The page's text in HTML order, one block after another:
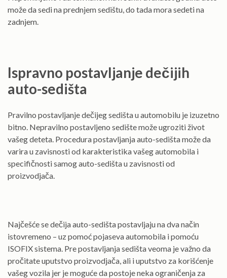
može da sedi na prednjem sedištu, do tada mora sedeti na
zadnjem.
Ispravno postavljanje dečijih
auto-sedišta
Pravilno postavljanje dečijeg sedišta u automobilu je izuzetno
bitno. Nepravilno postavljeno sedište može ugroziti život
vašeg deteta. Procedura postavljanja auto-sedišta može da
varira u zavisnosti od karakteristika vašeg automobila i
specifičnosti samog auto-sedišta u zavisnosti od
proizvodjača.
Najčešće se dečija auto-sedišta postavljaju na dva način
istovremeno – uz pomoć pojaseva automobila i pomoću
ISOFIX sistema. Pre postavljanja sedišta veoma je važno da
pročitate uputstvo proizvodjača, ali i uputstvo za korišćenje
vašeg vozila jer je moguće da postoje neka ograničenja za